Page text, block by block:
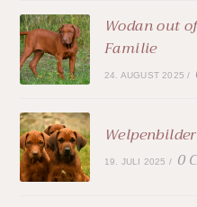
Wodan out
Familie
24. AUGUST 2025 /
19. JULI 2025 / 0